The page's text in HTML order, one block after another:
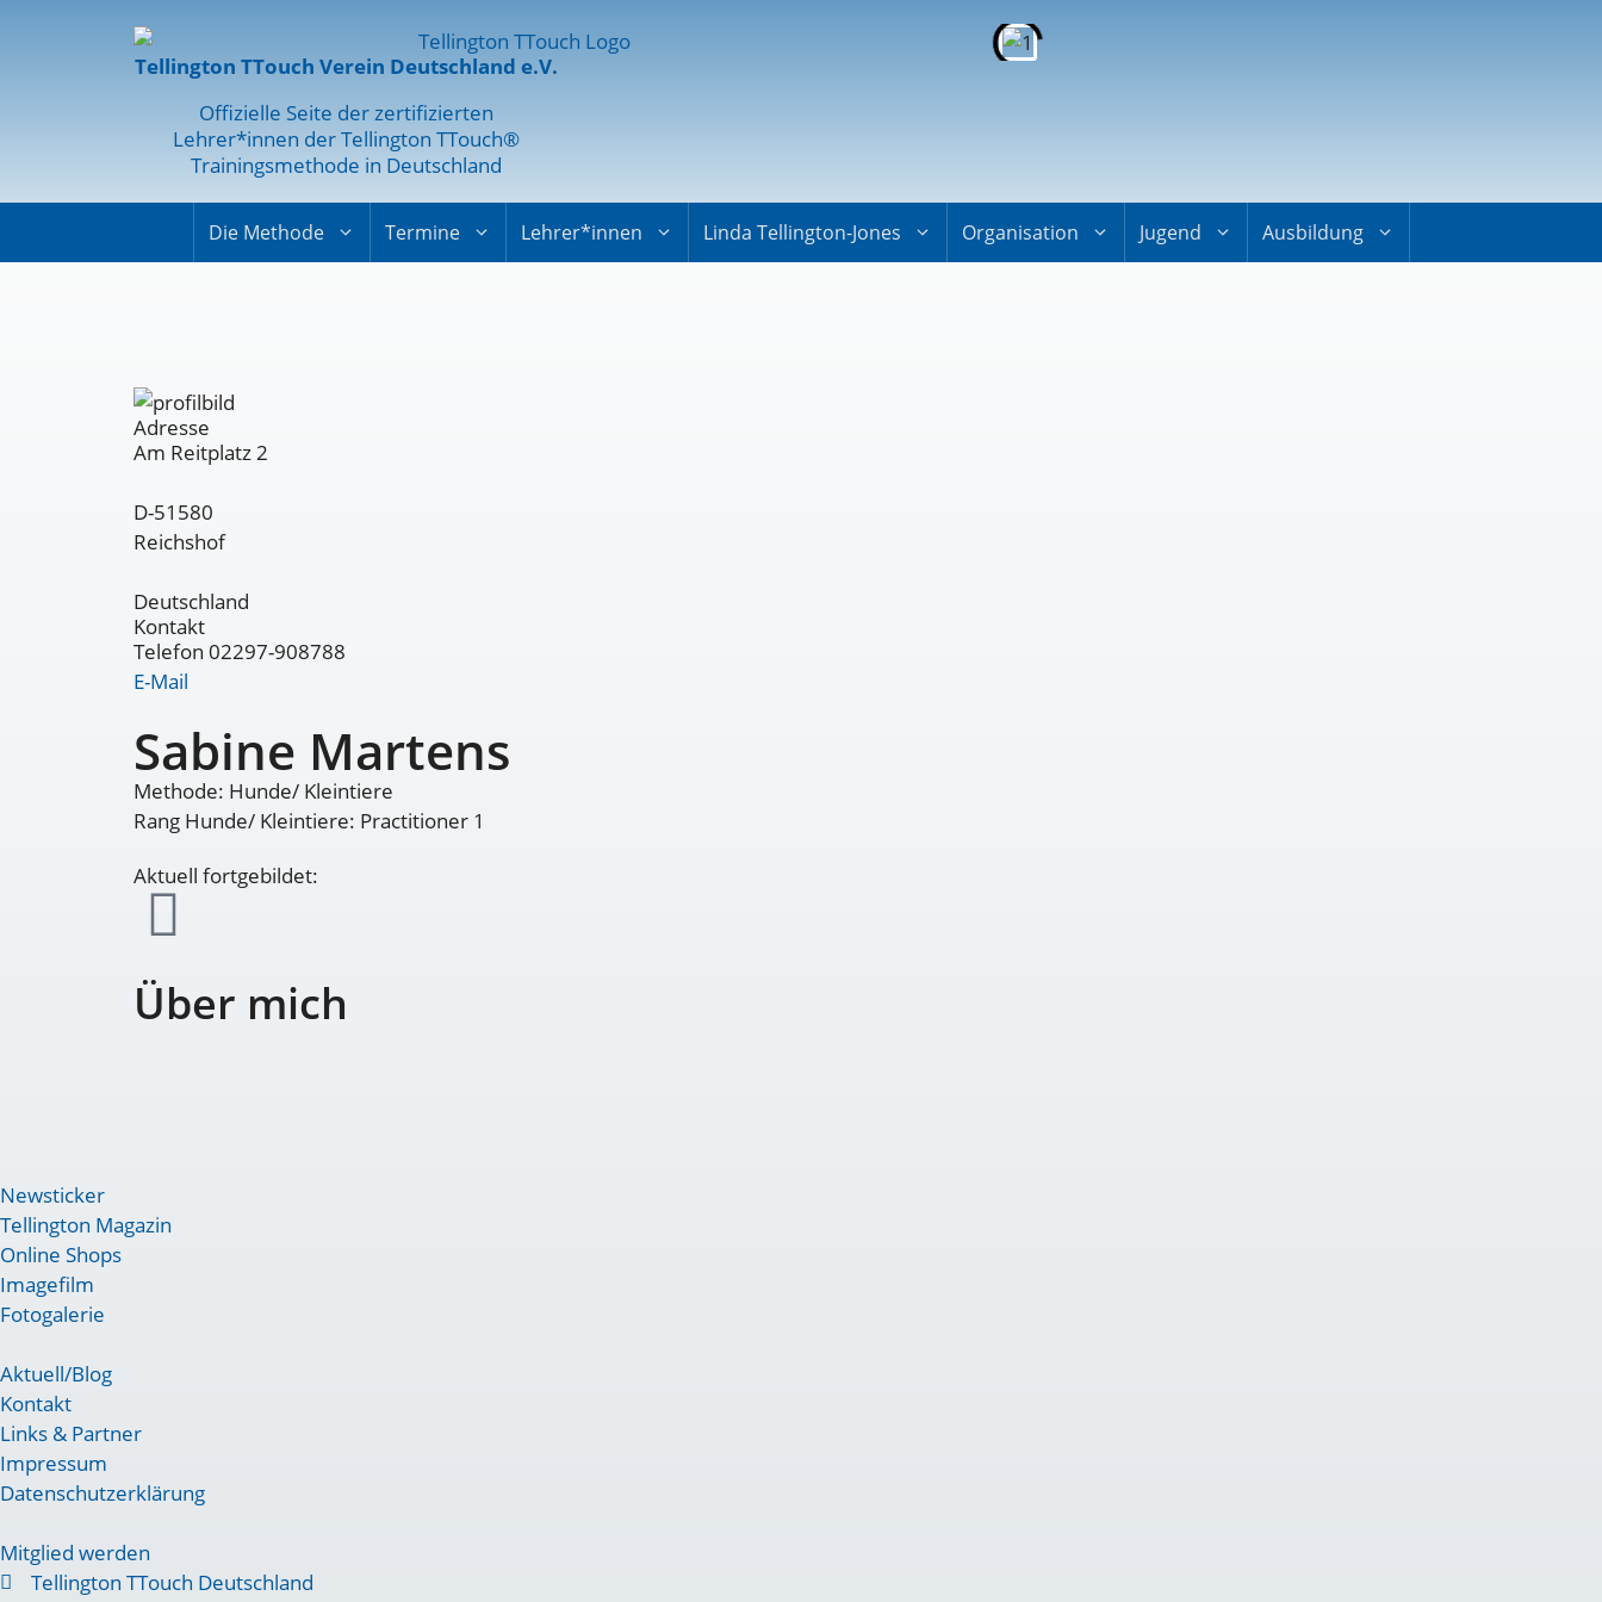
Tellington TTouch Verein Deutschland e.V.
Offizielle Seite der zertifizierten
Lehrer*innen der Tellington TTouch®
Trainingsmethode in Deutschland
Die Methode Termine Lehrer*innen Linda Tellington-Jones Organisation Jugend Ausbildung
Adresse
Am Reitplatz 2
D-51580
Reichshof
Deutschland
Kontakt
Telefon 02297-908788
E-Mail
Sabine Martens
Methode: Hunde/ Kleintiere
Rang Hunde/ Kleintiere: Practitioner 1
Aktuell fortgebildet:
Über mich
Newsticker
Tellington Magazin
Online Shops
Imagefilm
Fotogalerie
Aktuell/Blog
Kontakt
Links & Partner
Impressum
Datenschutzerklärung
Mitglied werden
Tellington TTouch Deutschland